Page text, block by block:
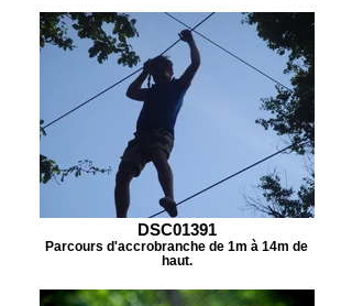
DSC01391
Parcours d'accrobranche de 1m à 14m de
haut.